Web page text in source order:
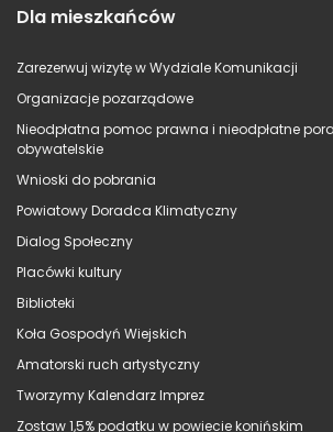
Dla mieszkańców
Zarezerwuj wizytę w Wydziale Komunikacji
Organizacje pozarządowe
Nieodpłatna pomoc prawna i nieodpłatne
obywatelskie
Wnioski do pobrania
Powiatowy Doradca Klimatyczny
Dialog Społeczny
Placówki kultury
Biblioteki
Koła Gospodyń Wiejskich
Amatorski ruch artystyczny
Tworzymy Kalendarz Imprez
Zostaw 1,5% podatku w powiecie konińskim